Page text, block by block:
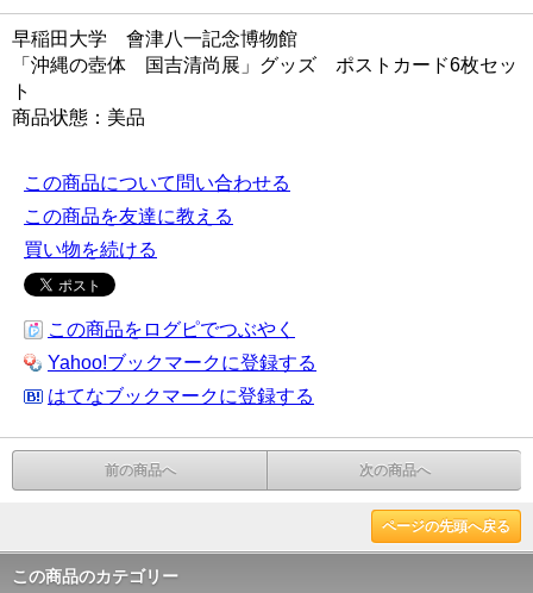
早稲田大学 會津八一記念博物館
「沖縄の壺体 国吉清尚展」グッズ ポストカード6枚セッ
ト
商品状態：美品
この商品について問い合わせる
この商品を友達に教える
買い物を続ける
この商品をログピでつぶやく
Yahoo!ブックマークに登録する
はてなブックマークに登録する
前の商品へ 次の商品へ
ページの先頭へ戻る
この商品のカテゴリー